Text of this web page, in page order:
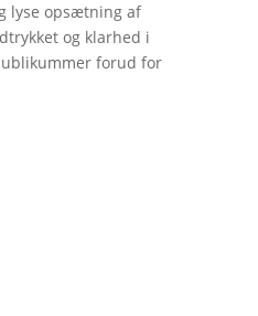
lyse opsætning af
og klarhed i
forud for